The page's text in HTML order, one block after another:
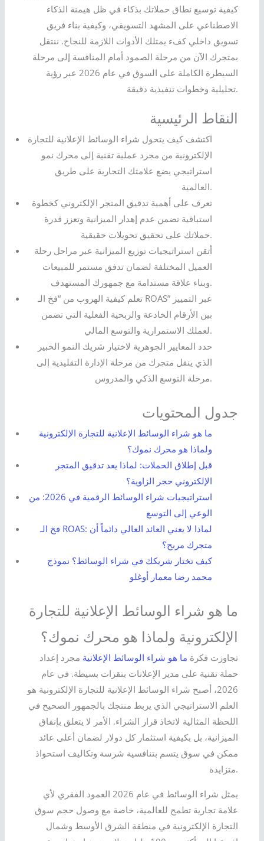
كيفية توسيع نطاق حملاتك بذكاء في ظل هيمنة الذكاء
الاصطناعي على المشهد التسويقي، وكيفية بناء فريق
تسويق داخلي كفء يمتلك الأدوات اللازمة للنجاح. ننتقل
بمتجرك الآن من مرحلة الصمود أمام المنافسة إلى مرحلة
السيطرة الكاملة على السوق في عام 2026 عبر رؤية
تحليلية وخطوات تنفيذية دقيقة.
النقاط الرئيسية
اكتشف كيف يتحول شراء الوسائط الإعلانية للتجارة
الإلكترونية من مجرد عملية تقنية إلى محرك نمو
استراتيجي يضع علامتك التجارية على طريق
العالمية.
تعرف على أهمية تدقيق المتجر الإلكتروني كخطوة
استباقية تضمن عدم إهدار الميزانية وتعزز قدرة
حملاتك على تحقيق تحويلات حقيقية.
أتقن استراتيجيات توزيع الميزانية عبر مراحل رحلة
العميل المختلفة لضمان تدفق مستمر للمبيعات
وبناء علاقة مستدامة مع جمهورك المستهدف.
تعلم كيفية الهروب من “فخ الـ ROAS” عبر التمييز
بين الأرقام الخادعة والربحية الفعلية التي تضمن
لعملك الاستمرارية والتوسع المالي.
حدد المعايير الجوهرية لاختيار شريك النمو الخبير
الذي ينقل متجرك من مرحلة الإدارة التقليدية إلى
مرحلة التوسع الذكي والمدروس.
جدول المحتويات
ما هو شراء الوسائط الإعلانية للتجارة الإلكترونية
ولماذا هو محرك نموك؟
قبل إطلاق الحملات: لماذا يعد تدقيق المتجر
الإلكتروني حجر الزاوية؟
استراتيجيات شراء الوسائط الرقمية في 2026: من
الوعي إلى التوسع
فخ الـ ROAS: لماذا لا يعني العائد العالي دائماً أن
متجرك مربح؟
كيف تختار شريكك في شراء الوسائط؟ نموذج
محمد رضا معمار أوغلو
ما هو شراء الوسائط الإعلانية للتجارة
الإلكترونية ولماذا هو محرك نموك؟
تجاوزت فكرة ما هو شراء الوسائط الإعلانية مجرد إعداد
حملة تقنية على مدير الإعلانات بنقرات بسيطة. في عام
2026، أصبح شراء الوسائط الإعلانية للتجارة الإلكترونية هو
العلم الاستراتيجي الذي يربط منتجك بالجمهور الصحيح في
اللحظة المثالية لاتخاذ قرار الشراء. الأمر لا يتعلق بإنفاق
الميزانية، بل بكيفية استثمار كل دولار لضمان أعلى عائد
ممكن في سوق يتسم بتنافسية شرسة وتكاليف استحواذ
متزايدة.
يمثل شراء الوسائط في عام 2026 العمود الفقري لأي
علامة تجارية تطمح للعالمية، خاصة مع وصول حجم سوق
التجارة الإلكترونية في منطقة الشرق الأوسط وشمال